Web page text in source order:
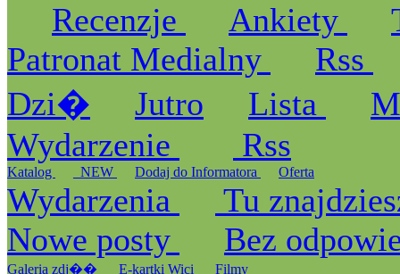
Recenzje
Ankiety
Patronat Medialny
Rss
Dzi�
Jutro Lista
Wydarzenie
Rss
Katalog _NEW Dodaj do Informatora Oferta
Wydarzenia
Tu
Nowe posty
Bez
Galeria zdj�� E-kartki Wici Filmy